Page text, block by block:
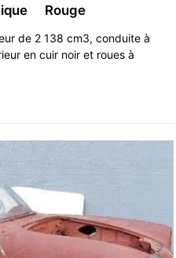
Rouge
de 2 138 cm3, conduite à
en cuir noir et roues à